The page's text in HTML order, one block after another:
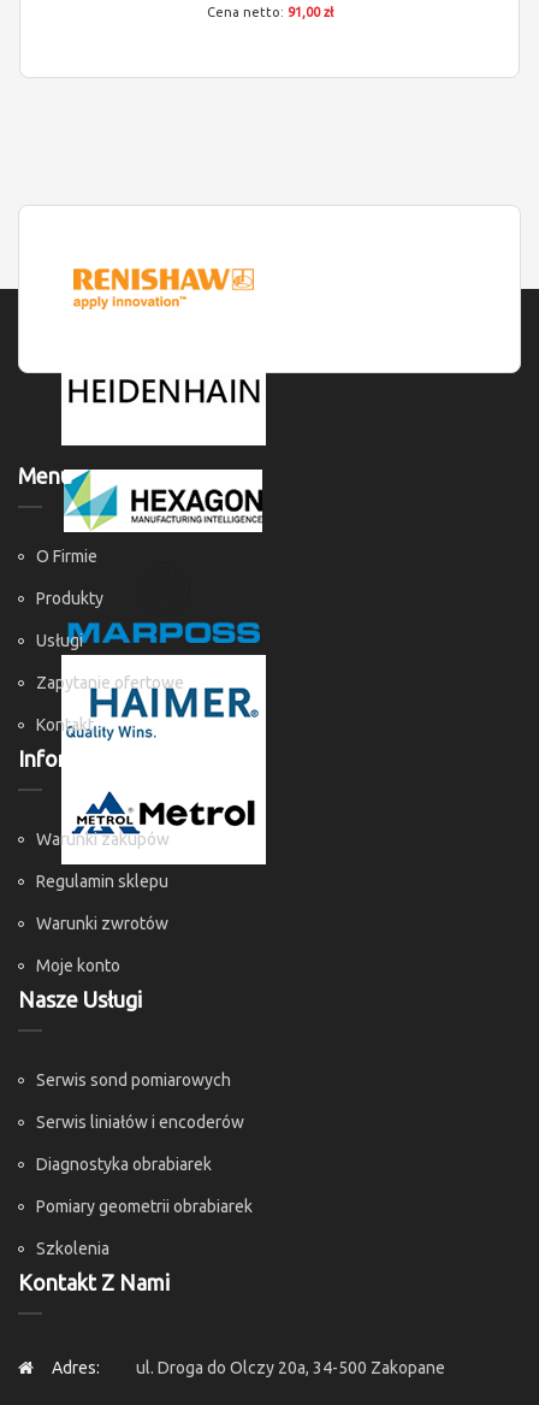
91,00 zł
Menu
O Firmie
Produkty
Usługi
Zapytanie ofertowe
Kontakt
Informacje
Warunki zakupów
Regulamin sklepu
Warunki zwrotów
Moje konto
Nasze Usługi
Serwis sond pomiarowych
Serwis liniałów i encoderów
Diagnostyka obrabiarek
Pomiary geometrii obrabiarek
Szkolenia
Kontakt Z Nami
Adres: ul. Droga do Olczy 20a, 34-500 Zakopane